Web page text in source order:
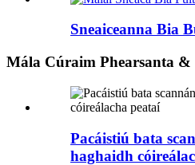
Sneaiceanna Bia
Mála Cúraim Phearsanta &
Pacáistiú bata
haghaidh